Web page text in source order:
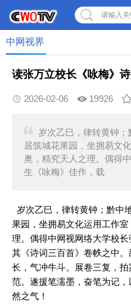
请输入关
中网视界
读张万立校长《咏梅》
2026-02-06 19926
岁次乙巳，律转黄钟
居筑城花果园，坐拥易文
奥，精究天人之理。偶得
生《咏梅》佳作，载
岁次乙巳，律转黄钟；黔中
果园，坐拥易文化运用工作
理。偶得中网视网络大学校
其《诗词三百首》卷帙之中
长，气冲牛斗。展卷三复，
范。遂援笔濡墨，奋笔为记
然之气！